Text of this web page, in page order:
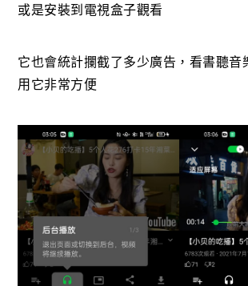
或是安裝到電視盒子觀看
它也會統計攔截了多少廣告，看書聽音
用它非常方便